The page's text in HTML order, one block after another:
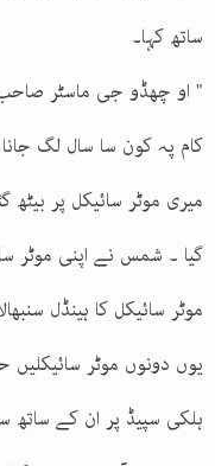
ساتھ کہا۔
" او چھڈو جی ماسٹر
کام پہ کون سا سال لگ
میری موٹر سائیکل پر
گیا ۔ شمس نے اپنی موٹر
موٹر سائیکل کا ہینڈل
یوں دونوں موٹر سائیکلیں
ہلکی سپیڈ پر ان کے ساتھ